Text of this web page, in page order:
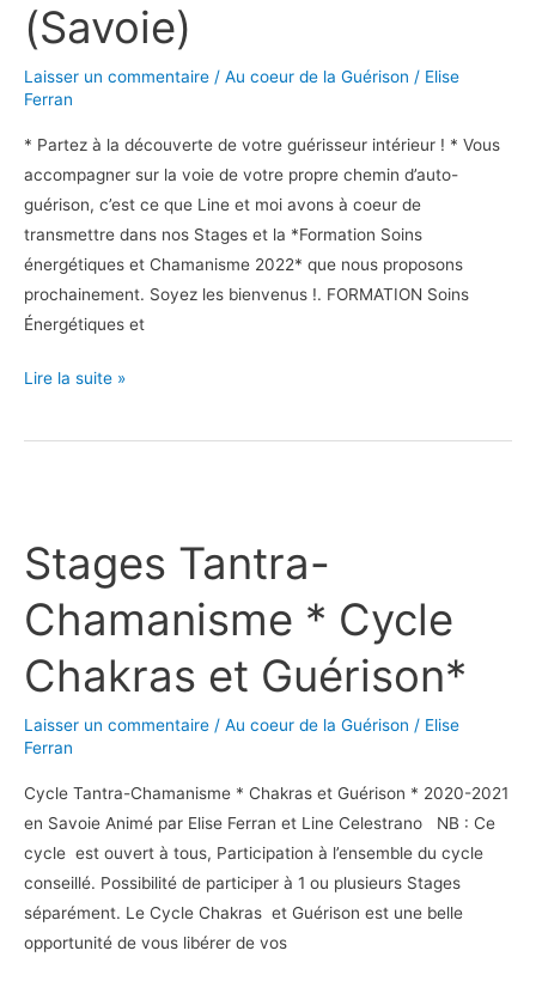
(Savoie)
Laisser un commentaire / Au coeur de la Guérison / Elise
Ferran
* Partez à la découverte de votre guérisseur intérieur ! * Vous
accompagner sur la voie de votre propre chemin d’auto-
guérison, c’est ce que Line et moi avons à coeur de
transmettre dans nos Stages et la *Formation Soins
énergétiques et Chamanisme 2022* que nous proposons
prochainement. Soyez les bienvenus !. FORMATION Soins
Énergétiques et
Lire la suite »
Stages Tantra-
Chamanisme * Cycle
Chakras et Guérison*
Laisser un commentaire / Au coeur de la Guérison / Elise
Ferran
Cycle Tantra-Chamanisme * Chakras et Guérison * 2020-2021
en Savoie Animé par Elise Ferran et Line Celestrano NB : Ce
cycle est ouvert à tous, Participation à l’ensemble du cycle
conseillé. Possibilité de participer à 1 ou plusieurs Stages
séparément. Le Cycle Chakras et Guérison est une belle
opportunité de vous libérer de vos
Chamanisme
Cycle
et